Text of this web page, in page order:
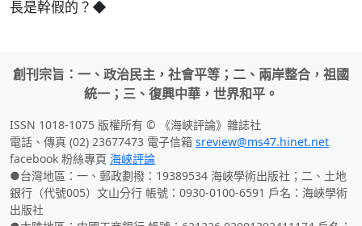
長是幹假的？◆
創刊宗旨：一、政治民主，社會平等；二、兩岸整合，祖國
統一；三、復興中華，世界和平。
ISSN 1018-1075 版權所有 © 《海峽評論》雜誌社
電話、傳真 (02) 23677473 電子信箱 sreview@ms47.hinet.net
facebook 粉絲專頁 海峽評論
●台灣地區：一、郵政劃撥：19389534 海峽學術出版社；二、土地
銀行（代號005）文山分行 帳號：0930-0100-6591 戶名：海峽學術
出版社